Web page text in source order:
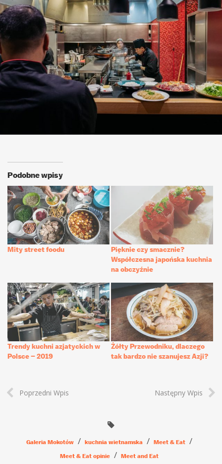
Podobne wpisy
Mity street foodu
Pięknie czy smacznie?
Współczesna japońska kuchnia
na obczyźnie
Trendy kuchni azjatyckich w
Polsce – 2019
Żółty Przewodniku, dlaczego
tak bardzo nie szanujesz Azji?
Poprzedni Wpis Następny Wpis
Galeria Mokotów kuchnia wietnamska
Meet & Eat
Meet & Eat opinie
Meet and Eat